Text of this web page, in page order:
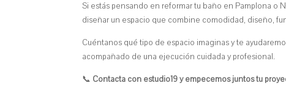
Si estás pensando en reformar tu baño en Pamplona o
diseñar un espacio que combine comodidad, diseño,
Cuéntanos qué tipo de espacio imaginas y te
acompañado de una ejecución cuidada y profesional.
📞 Contacta con estudio19 y empecemos juntos tu